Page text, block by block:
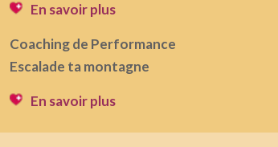
En savoir plus
Coaching de Performance
Escalade ta montagne
En savoir plus